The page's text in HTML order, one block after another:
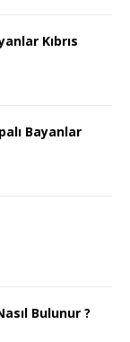
Kıbrıs
Bayanlar
Bulunur ?